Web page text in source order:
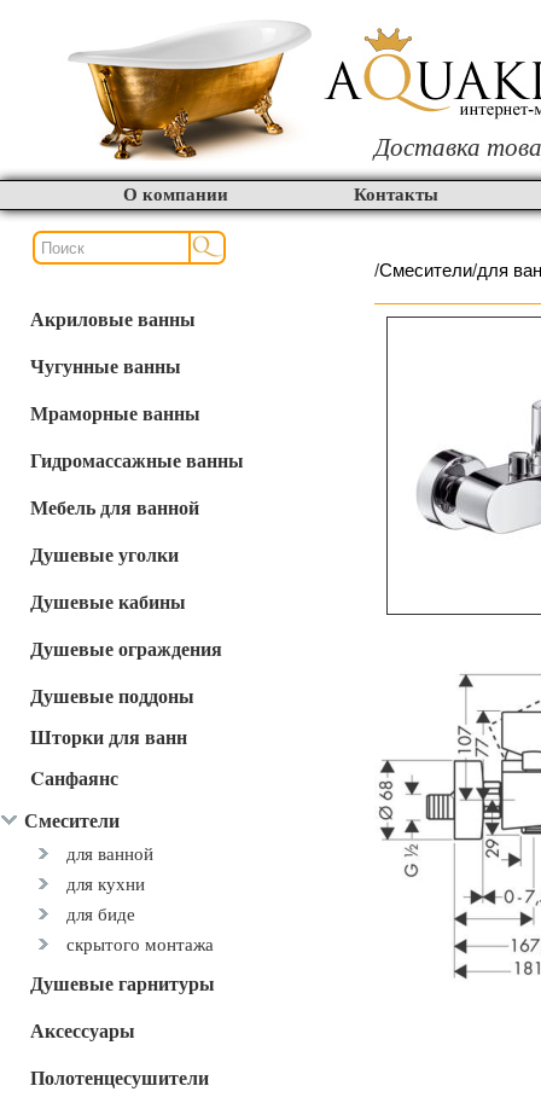
Доставка
О компании Контакты
Акриловые ванны
Чугунные ванны
Мраморные ванны
Гидромассажные ванны
Мебель для ванной
Душевые уголки
Душевые кабины
Душевые ограждения
Душевые поддоны
Шторки для ванн
Cанфаянс
Смесители
для ванной
для кухни
для биде
скрытого монтажа
Душевые гарнитуры
Аксессуары
Полотенцесушители
/Смесители/для